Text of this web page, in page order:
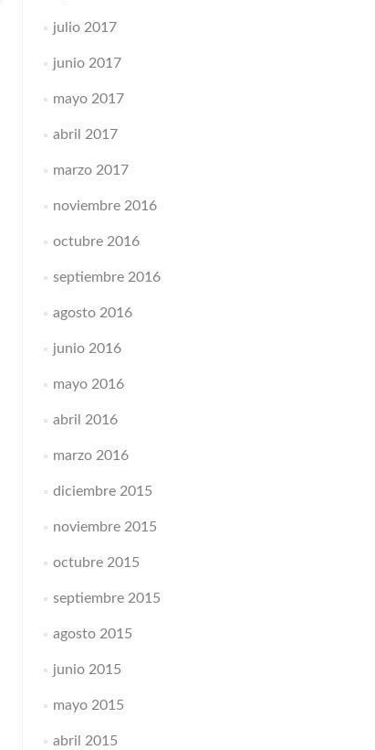
julio 2017
junio 2017
mayo 2017
abril 2017
marzo 2017
noviembre 2016
octubre 2016
septiembre 2016
agosto 2016
junio 2016
mayo 2016
abril 2016
marzo 2016
diciembre 2015
noviembre 2015
octubre 2015
septiembre 2015
agosto 2015
junio 2015
mayo 2015
abril 2015